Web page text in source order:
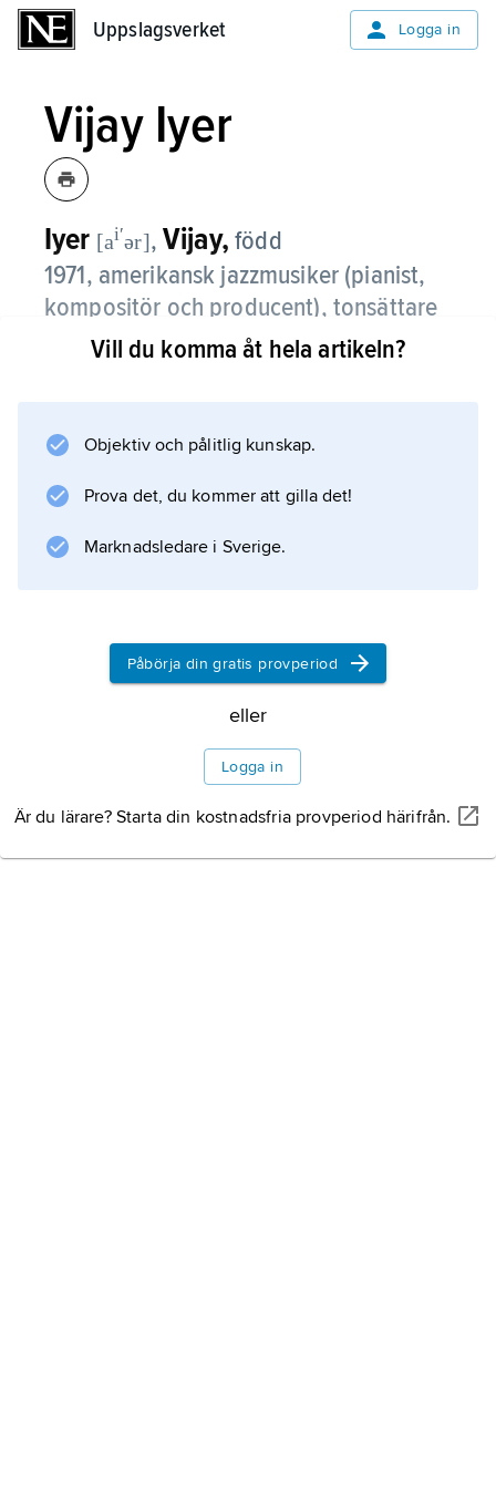
Uppslagsverket Logga in
Vijay Iyer
Iyer [aiʹər],Vijay, född
1971, amerikansk jazzmusiker (pianist,
kompositör och producent), tonsättare
och skribent, professor vid Harvard
matematik och har skrivit en tvärvetenskaplig
avhandling om musikkognition. Parallellt är
han verksam som kompositör av
kammarmusik och elektroakustiska verk samt
Information om artikeln
Vill du komma åt hela artikeln?
Objektiv och pålitlig kunskap.
Prova det, du kommer att gilla det!
Marknadsledare i Sverige.
Påbörja din gratis provperiod
eller
Logga in
Är du lärare? Starta din kostnadsfria provperiod härifrån.